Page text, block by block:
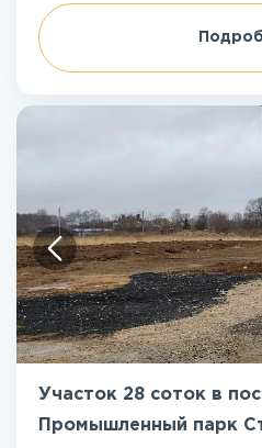
Участок 28 соток в
Промышленный парк